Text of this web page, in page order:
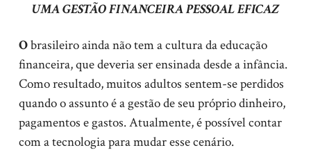
UMA GESTÃO FINANCEIRA PESSOAL EFICAZ
Obrasileiro ainda não tem a cultura da educação
financeira, que deveria ser ensinada desde a infância.
Como resultado, muitos adultos sentem-se perdidos
quando o assunto é a gestão de seu próprio dinheiro,
pagamentos e gastos. Atualmente, é possível contar
com a tecnologia para mudar esse cenário.